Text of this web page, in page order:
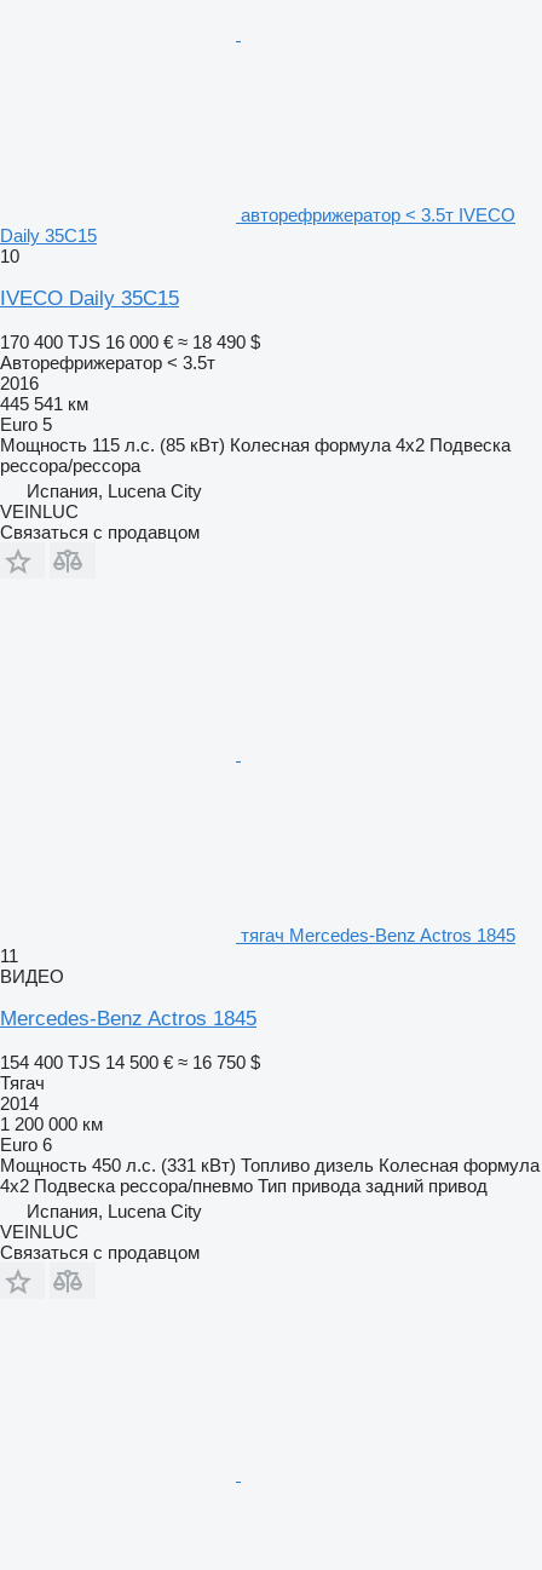
авторефрижератор < 3.5т IVECO
Daily 35C15
10
IVECO Daily 35C15
170 400 TJS 16 000 € ≈ 18 490 $
Авторефрижератор < 3.5т
2016
445 541 км
Euro 5
Мощность 115 л.с. (85 кВт) Колесная формула 4x2 Подвеска
рессора/рессора
Испания, Lucena City
VEINLUC
Связаться с продавцом
тягач Mercedes-Benz Actros 1845
11
ВИДЕО
Mercedes-Benz Actros 1845
154 400 TJS 14 500 € ≈ 16 750 $
Тягач
2014
1 200 000 км
Euro 6
Мощность 450 л.с. (331 кВт) Топливо дизель Колесная формула
4x2 Подвеска рессора/пневмо Тип привода задний привод
Испания, Lucena City
VEINLUC
Связаться с продавцом